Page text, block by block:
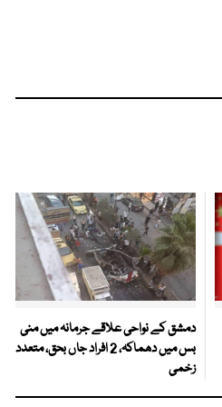
دمشق کے نواحی علاقے جرمانہ میں منی
بس میں دھماکہ، 2 افراد جاں بحق، متعدد
زخمی